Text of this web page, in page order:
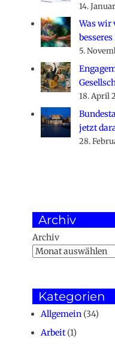
14.
Was wir
5.
18. April
jetzt
28.
Archiv
Archiv
Kategorien
Allgemein (34)
Arbeit(1)